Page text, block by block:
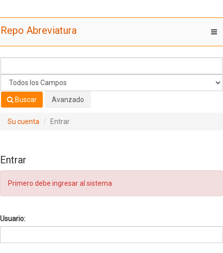
Repo Abreviatura
Buscar Avanzado
Su cuenta Entrar
Entrar
Primero debe ingresar al sistema
Usuario: